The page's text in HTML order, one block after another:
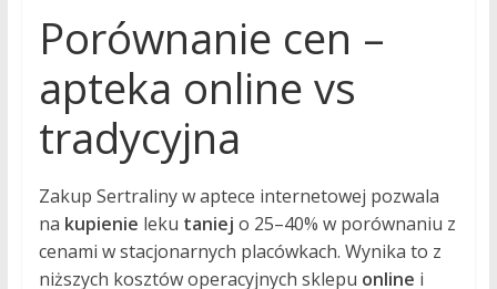
Porównanie cen –
apteka online vs
tradycyjna
Zakup Sertraliny w aptece internetowej pozwala
na kupienie leku taniej o 25–40% w porównaniu z
cenami w stacjonarnych placówkach. Wynika to z
niższych kosztów operacyjnych sklepu online i